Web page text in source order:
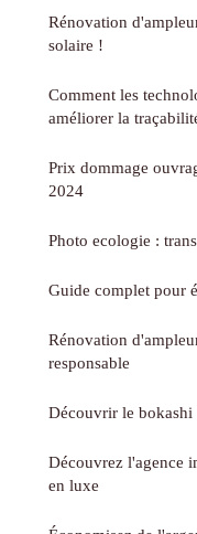
Rénovation
solaire !
Comment les
améliorer la
Prix dommage
2024
Photo ecologie :
Guide complet pour
Rénovation
responsable
Découvrir le bokashi
Découvrez l'agence
en luxe